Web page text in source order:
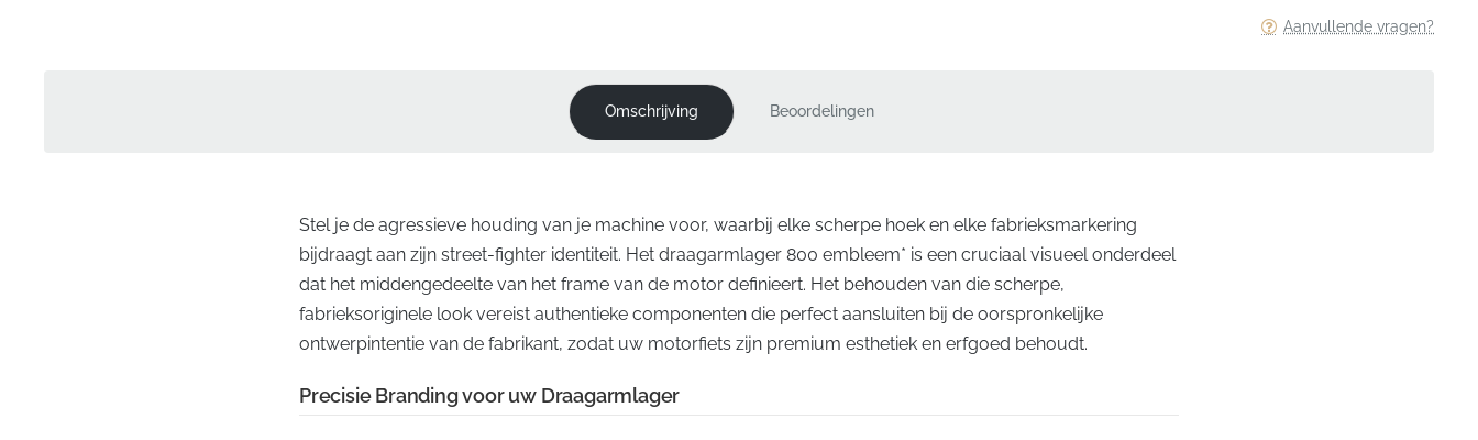
Aanvullende vragen?
Omschrijving Beoordelingen
Stel je de agressieve houding van je machine voor, waarbij elke scherpe hoek en elke fabrieksmarkering
bijdraagt aan zijn street-fighter identiteit. Het draagarmlager 800 embleem* is een cruciaal visueel onderdeel
dat het middengedeelte van het frame van de motor definieert. Het behouden van die scherpe,
fabrieksoriginele look vereist authentieke componenten die perfect aansluiten bij de oorspronkelijke
ontwerpintentie van de fabrikant, zodat uw motorfiets zijn premium esthetiek en erfgoed behoudt.
Precisie Branding voor uw Draagarmlager